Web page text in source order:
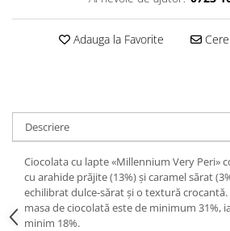
Adauga la Favorite Cere
Descriere
Ciocolata cu lapte «Millennium Very Peri»
cu arahide prăjite (13%) și caramel sărat
echilibrat dulce-sărat și o textură
masa de ciocolată este de minimum 31%,
minim 18%.